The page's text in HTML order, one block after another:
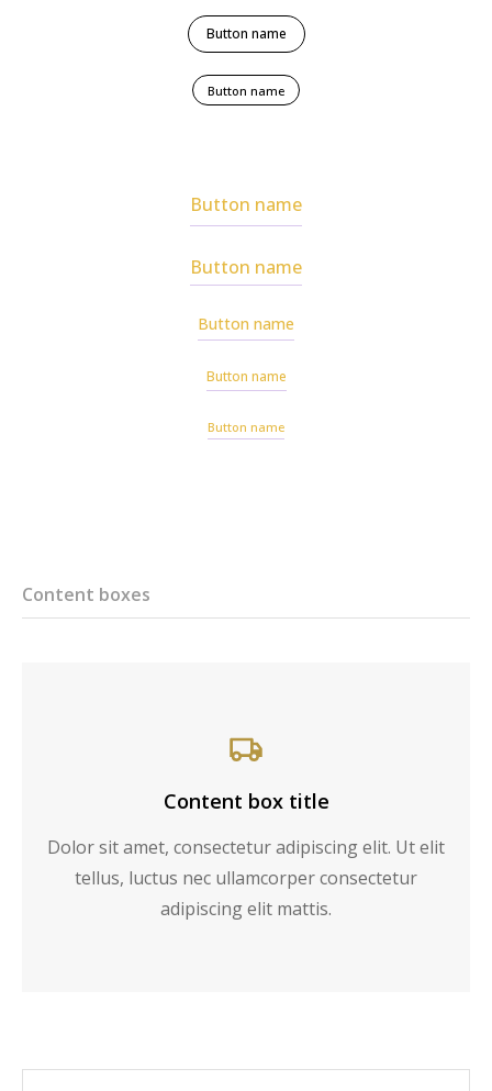
Button name
Button name
Button name
Button name
Button name
Button name
Button name
Content boxes
Content box title
Dolor sit amet, consectetur adipiscing elit. Ut elit
tellus, luctus nec ullamcorper consectetur
adipiscing elit mattis.